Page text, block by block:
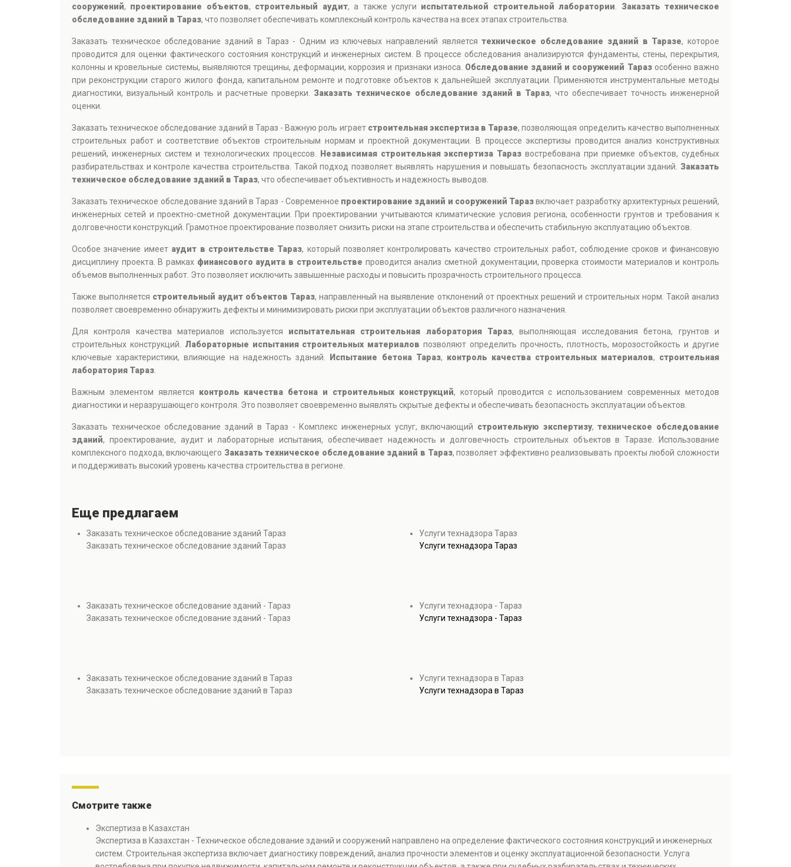
сооружений, проектирование объектов, строительный аудит, а также услуги испытательной строительной лаборатории
Заказать техническое
обследование зданий в Тараз, что позволяет обеспечивать комплексный контроль качества на всех этапах строительства.
Заказать техническое обследование зданий в Тараз - Одним из ключевых направлений являетсятехническое обследование зданий в Таразе, которое
проводится для оценки фактического состояния конструкций и инженерных систем. В процессе обследования анализируются фундаменты, стены, перекрытия,
колонны и кровельные системы, выявляются трещины, деформации, коррозия и признаки износа. Обследование зданий и сооружений Таразособенно важно
при реконструкции старого жилого фонда, капитальном ремонте и подготовке объектов к дальнейшей эксплуатации. Применяются инструментальные методы
диагностики, визуальный контроль и расчетные проверки. Заказать техническое обследование зданий в Тараз, что обеспечивает точность инженерной
оценки.
Заказать техническое обследование зданий в Тараз - Важную роль играет строительная экспертиза в Таразе, позволяющая определить качество выполненных
строительных работ и соответствие объектов строительным нормам и проектной документации. В процессе экспертизы проводится анализ конструктивных
решений, инженерных систем и технологических процессов.
Независимая строительная экспертиза Тараз востребована при приемке объектов, судебных
разбирательствах и контроле качества строительства. Такой подход позволяет выявлять нарушения и повышать безопасность эксплуатации зданий. Заказать
техническое обследование зданий в Тараз, что обеспечивает объективность и надежность выводов.
Заказать техническое обследование зданий в Тараз - Современное проектирование зданий и сооружений Таразвключает разработку архитектурных решений,
инженерных сетей и проектно-сметной документации. При проектировании учитываются климатические условия региона, особенности грунтов и требования к
долговечности конструкций. Грамотное проектирование позволяет снизить риски на этапе строительства и обеспечить стабильную эксплуатацию объектов.
Особое значение имеет аудит в строительстве Тараз, который позволяет контролировать качество строительных работ, соблюдение сроков и финансовую
дисциплину проекта. В рамках финансового аудита в строительстве проводится анализ сметной документации, проверка стоимости материалов и контроль
объемов выполненных работ. Это позволяет исключить завышенные расходы и повысить прозрачность строительного процесса.
Также выполняется строительный аудит объектов Тараз, направленный на выявление отклонений от проектных решений и строительных норм. Такой анализ
позволяет своевременно обнаружить дефекты и минимизировать риски при эксплуатации объектов различного назначения.
Для контроля качества материалов используется испытательная строительная лаборатория Тараз, выполняющая исследования бетона, грунтов и
строительных конструкций. Лабораторные испытания строительных материалов позволяют определить прочность, плотность, морозостойкость и другие
ключевые характеристики, влияющие на надежность зданий.
Испытание бетона Тараз, контроль качества строительных материалов, строительная
лаборатория Тараз
Важным элементом является контроль качества бетона и строительных конструкций, который проводится с использованием современных методов
диагностики и неразрушающего контроля. Это позволяет своевременно выявлять скрытые дефекты и обеспечивать безопасность эксплуатации объектов.
Заказать техническое обследование зданий в Тараз - Комплекс инженерных услуг, включающий строительную экспертизу,техническое обследование
зданий, проектирование, аудит и лабораторные испытания, обеспечивает надежность и долговечность строительных объектов в Таразе. Использование
комплексного подхода, включающего Заказать техническое обследование зданий в Тараз, позволяет эффективно реализовывать проекты любой сложности
и поддерживать высокий уровень качества строительства в регионе.
Еще предлагаем
Заказать техническое обследование зданий Тараз
Заказать техническое обследование зданий Тараз
Заказать техническое обследование зданий - Тараз
Заказать техническое обследование зданий - Тараз
Заказать техническое обследование зданий в Тараз
Заказать техническое обследование зданий в Тараз
Услуги технадзора Тараз
Услуги технадзора Тараз
Услуги технадзора - Тараз
Услуги технадзора - Тараз
Услуги технадзора в Тараз
Услуги технадзора в Тараз
Смотрите также
Экспертиза в Казахстан
Экспертиза в Казахстан - Техническое обследование зданий и сооружений направлено на определение фактического состояния конструкций и инженерных
систем. Строительная экспертиза включает диагностику повреждений, анализ прочности элементов и оценку эксплуатационной безопасности. Услуга